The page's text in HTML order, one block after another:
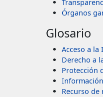
Órganos
Glosario
Acceso a
Derecho a
Protección
Recurso de